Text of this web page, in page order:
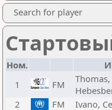
Search for player
Ном.
1
FM
Thomas,
2
FM Ivano,